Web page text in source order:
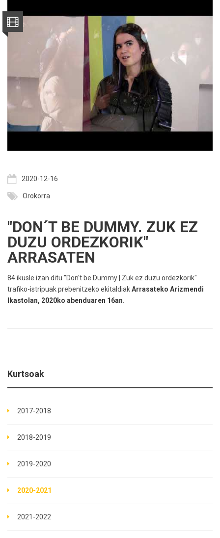
2020-12-16
Orokorra
"DON´T BE DUMMY. ZUK EZ
DUZU ORDEZKORIK"
ARRASATEN
84 ikusle izan ditu "Don't be Dummy | Zuk ez duzu ordezkorik"
trafiko-istripuak prebenitzeko ekitaldiakArrasateko Arizmendi
Ikastolan, 2020ko abenduaren 16an
Kurtsoak
2017-2018
2018-2019
2019-2020
2020-2021
2021-2022